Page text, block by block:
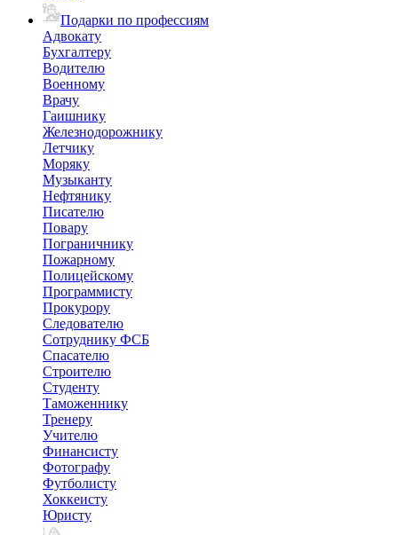
Подарки по профессиям
Адвокату
Бухгалтеру
Водителю
Военному
Врачу
Гаишнику
Железнодорожнику
Летчику
Моряку
Музыканту
Нефтянику
Писателю
Повару
Пограничнику
Пожарному
Полицейскому
Программисту
Прокурору
Следователю
Сотруднику ФСБ
Спасателю
Строителю
Студенту
Таможеннику
Тренеру
Учителю
Финансисту
Фотографу
Футболисту
Хоккеисту
Юристу